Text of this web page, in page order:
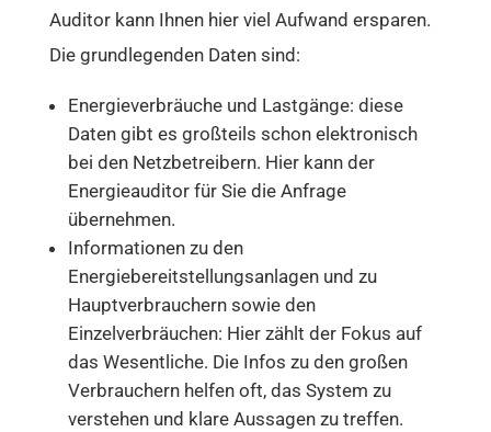
Auditor kann Ihnen hier viel Aufwand ersparen.
Die grundlegenden Daten sind:
Energieverbräuche und Lastgänge: diese
Daten gibt es großteils schon elektronisch
bei den Netzbetreibern. Hier kann der
Energieauditor für Sie die Anfrage
übernehmen.
Informationen zu den
Energiebereitstellungsanlagen und zu
Hauptverbrauchern sowie den
Einzelverbräuchen: Hier zählt der Fokus auf
das Wesentliche. Die Infos zu den großen
Verbrauchern helfen oft, das System zu
verstehen und klare Aussagen zu treffen.